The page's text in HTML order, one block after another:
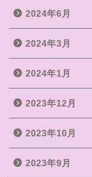
2024年6月
2024年3月
2024年1月
2023年12月
2023年10月
2023年9月